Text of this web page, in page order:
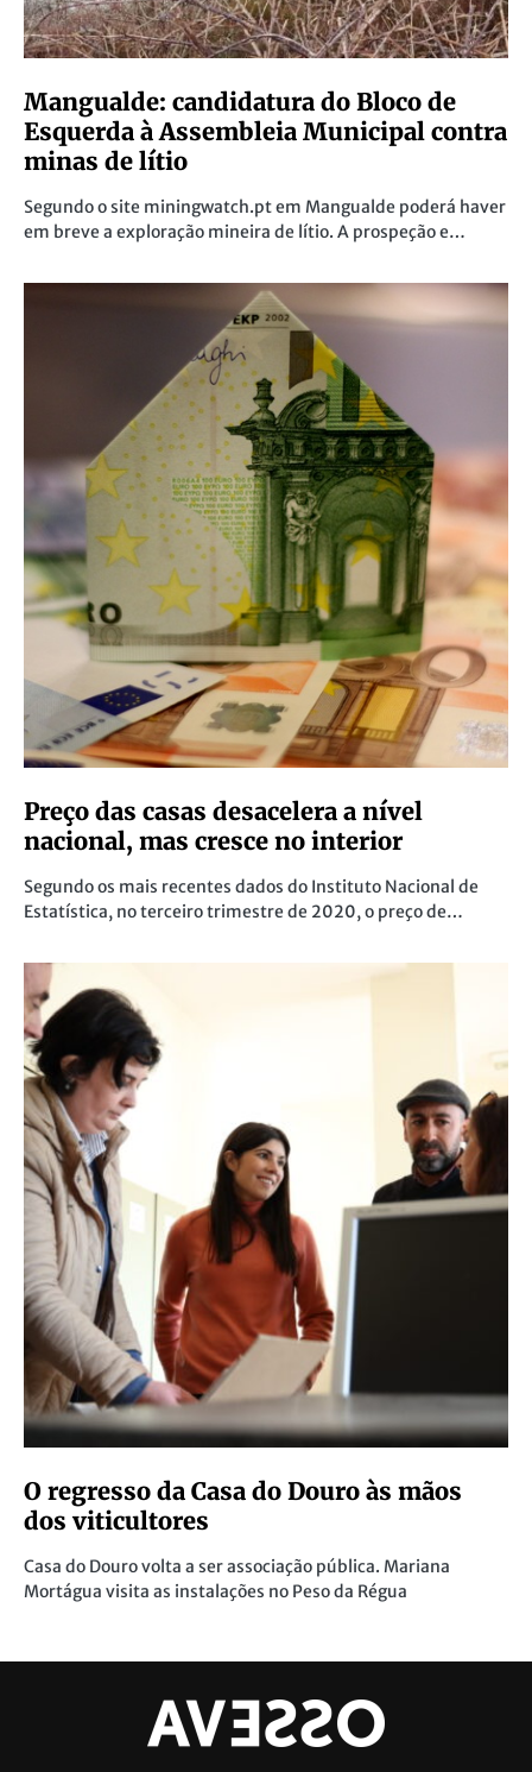
Mangualde: candidatura do Bloco de
Esquerda à Assembleia Municipal contra
minas de lítio
Segundo o site miningwatch.pt em Mangualde poderá haver
em breve a exploração mineira de lítio. A prospeção e…
Preço das casas desacelera a nível
nacional, mas cresce no interior
Segundo os mais recentes dados do Instituto Nacional de
Estatística, no terceiro trimestre de 2020, o preço de…
O regresso da Casa do Douro às mãos
dos viticultores
Casa do Douro volta a ser associação pública. Mariana
Mortágua visita as instalações no Peso da Régua